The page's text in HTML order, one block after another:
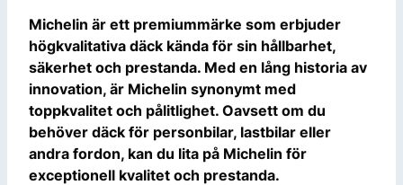
Michelin är ett premiummärke som erbjuder
högkvalitativa däck kända för sin hållbarhet,
säkerhet och prestanda. Med en lång historia av
innovation, är Michelin synonymt med
toppkvalitet och pålitlighet. Oavsett om du
behöver däck för personbilar, lastbilar eller
andra fordon, kan du lita på Michelin för
exceptionell kvalitet och prestanda.